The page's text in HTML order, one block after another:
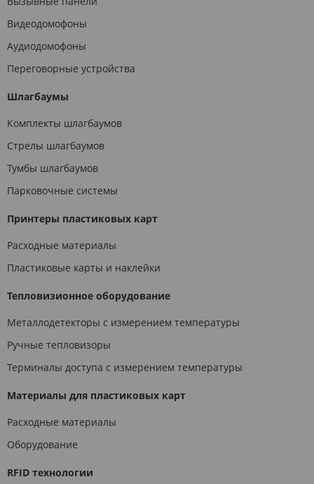
Видеодомофоны
Аудиодомофоны
Переговорные устройства
Шлагбаумы
Комплекты шлагбаумов
Стрелы шлагбаумов
Тумбы шлагбаумов
Парковочные системы
Принтеры пластиковых карт
Расходные материалы
Пластиковые карты и наклейки
Тепловизионное оборудование
Металлодетекторы с измерением температуры
Ручные тепловизоры
Терминалы доступа с измерением температуры
Материалы для пластиковых карт
Расходные материалы
Оборудование
RFID технологии